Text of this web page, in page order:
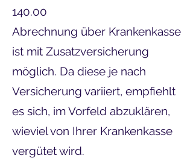
140.00
Abrechnung über Krankenkasse
ist mit Zusatzversicherung
möglich. Da diese je nach
Versicherung variiert, empfiehlt
es sich, im Vorfeld abzuklären,
wieviel von Ihrer Krankenkasse
vergütet wird.